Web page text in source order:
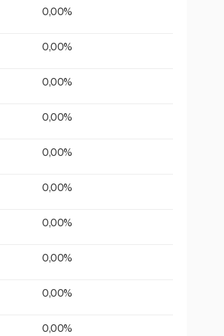
0,00%
0,00%
0,00%
0,00%
0,00%
0,00%
0,00%
0,00%
0,00%
0,00%